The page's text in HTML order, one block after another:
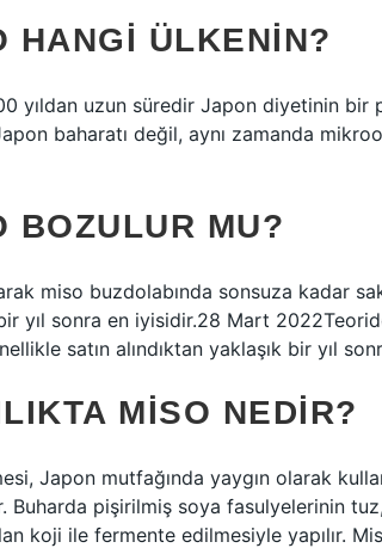
HANGI ÜLKENIN?
yıldan uzun süredir Japon diyetinin bir
baharatı değil, aynı zamanda
BOZULUR MU?
miso buzdolabında sonsuza kadar
yıl sonra en iyisidir.28 Mart
satın alındıktan yaklaşık bir yıl
MISO NEDIR?
Japon mutfağında yaygın olarak
Buharda pişirilmiş soya fasulyelerinin
koji ile fermente edilmesiyle yapılır.